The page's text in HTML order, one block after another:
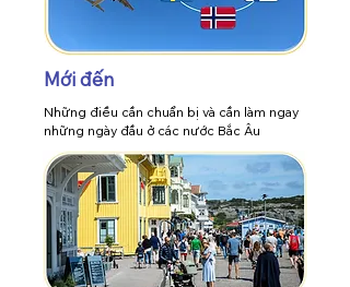
Mới đến
Những điều cần chuẩn bị và cần làm ngay
những ngày đầu ở các nước Bắc Âu